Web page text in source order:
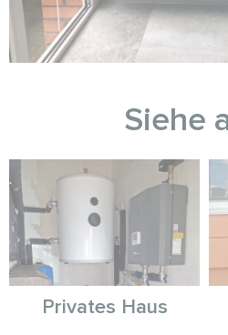
Siehe
Privates Haus